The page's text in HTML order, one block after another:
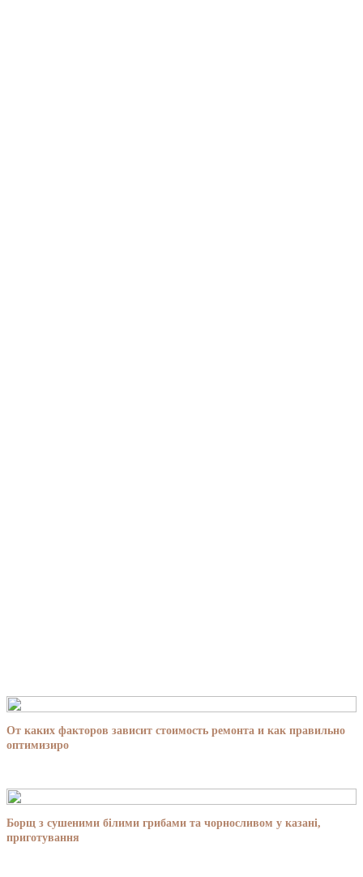
От каких факторов зависит стоимость ремонта и как правильно
оптимизиро
Борщ з сушеними білими грибами та чорносливом у казані,
приготування